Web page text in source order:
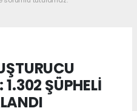
ŞÜPHELİ